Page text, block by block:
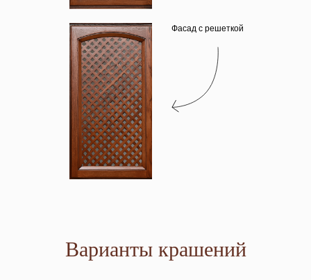
Фасад с решеткой
Варианты крашений